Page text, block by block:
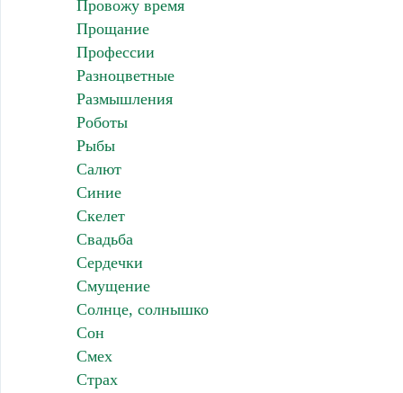
Провожу время
Прощание
Профессии
Разноцветные
Размышления
Роботы
Рыбы
Салют
Синие
Скелет
Свадьба
Сердечки
Смущение
Солнце, солнышко
Сон
Смех
Страх